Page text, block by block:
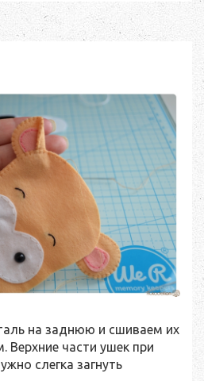
на заднюю и сшиваем их
Верхние части ушек при
слегка загнуть